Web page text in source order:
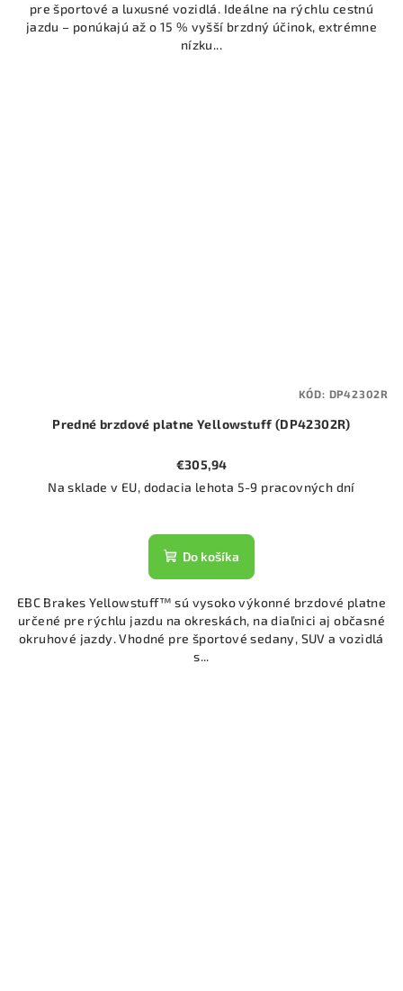
pre športové a luxusné vozidlá. Ideálne na rýchlu cestnú
jazdu – ponúkajú až o 15 % vyšší brzdný účinok, extrémne
nízku...
Predné brzdové platne Yellowstuff (DP42302R)
€305,94
Na sklade v EU, dodacia lehota 5-9 pracovných dní
Do košíka
EBC Brakes Yellowstuff™ sú vysoko výkonné brzdové platne
určené pre rýchlu jazdu na okreskách, na diaľnici aj občasné
okruhové jazdy. Vhodné pre športové sedany, SUV a vozidlá
s...
KÓD: DP42302R